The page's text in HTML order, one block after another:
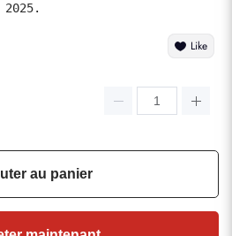
2025.
Like
au panier